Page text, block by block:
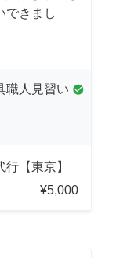
できまし
職人見習い check_circle
【東京】
¥5,000